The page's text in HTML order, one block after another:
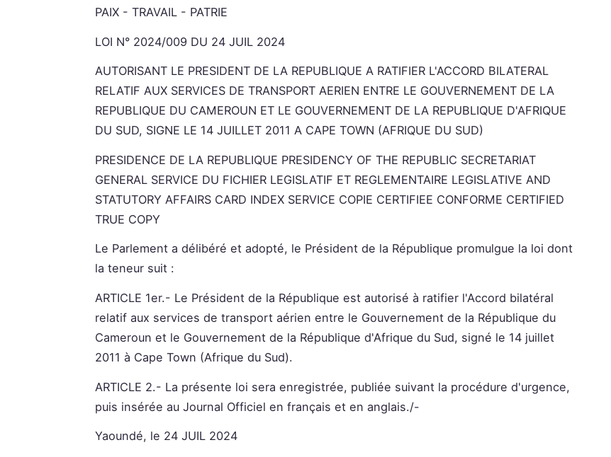
PAIX - TRAVAIL - PATRIE
LOI N° 2024/009 DU 24 JUIL 2024
AUTORISANT LE PRESIDENT DE LA REPUBLIQUE A RATIFIER L'ACCORD BILATERAL
RELATIF AUX SERVICES DE TRANSPORT AERIEN ENTRE LE GOUVERNEMENT DE LA
REPUBLIQUE DU CAMEROUN ET LE GOUVERNEMENT DE LA REPUBLIQUE D'AFRIQUE
DU SUD, SIGNE LE 14 JUILLET 2011 A CAPE TOWN (AFRIQUE DU SUD)
PRESIDENCE DE LA REPUBLIQUE PRESIDENCY OF THE REPUBLIC SECRETARIAT
GENERAL SERVICE DU FICHIER LEGISLATIF ET REGLEMENTAIRE LEGISLATIVE AND
STATUTORY AFFAIRS CARD INDEX SERVICE COPIE CERTIFIEE CONFORME CERTIFIED
TRUE COPY
Le Parlement a délibéré et adopté, le Président de la République promulgue la loi dont
la teneur suit :
ARTICLE 1er.- Le Président de la République est autorisé à ratifier l'Accord bilatéral
relatif aux services de transport aérien entre le Gouvernement de la République du
Cameroun et le Gouvernement de la République d'Afrique du Sud, signé le 14 juillet
2011 à Cape Town (Afrique du Sud).
ARTICLE 2.- La présente loi sera enregistrée, publiée suivant la procédure d'urgence,
puis insérée au Journal Officiel en français et en anglais./-
Yaoundé, le 24 JUIL 2024